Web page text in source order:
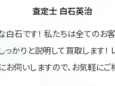
査定士 白石英治
白石です！ 私たちは全てのお
っかりと説明して買取します！
伺いしますので、お気軽にご